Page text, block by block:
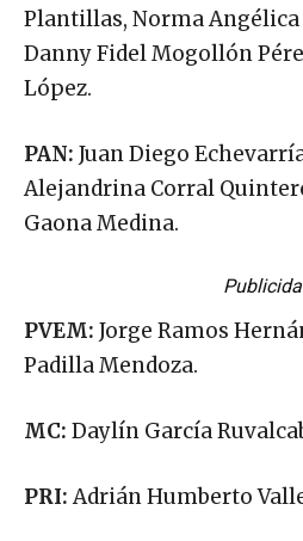
Plantillas, Norma Angélica
Danny Fidel Mogollón
López.
PAN: Juan Diego
Alejandrina Corral
Gaona Medina.
PVEM: Jorge Ramos
Padilla Mendoza.
MC: Daylín García
PRI:Adrián Humberto